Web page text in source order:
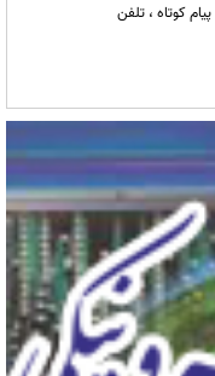
کوتاه ، تلفن